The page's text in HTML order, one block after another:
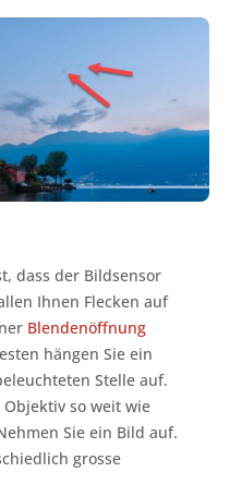
dass der Bildsensor
Ihnen Flecken auf
Blendenöffnung
hängen Sie ein
Stelle auf.
Objektiv so weit wie
Sie ein Bild auf.
grosse